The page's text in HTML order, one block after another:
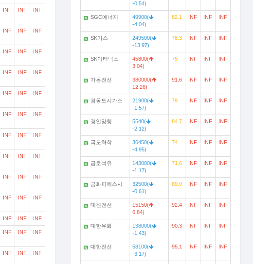
INF INF INF
INF INF INF
INF INF INF
INF INF INF
INF INF INF
INF INF INF
INF INF INF
INF INF INF
INF INF INF
INF INF INF
INF INF INF
INF INF INF
INF INF INF
-0.54)
N SGC에너지
49900(
-4.04)
82.1 INF INF INF
N SK가스
249500(
-13.97)
78.3 INF INF INF
N SK이터닉스
45800(
3.04)
75 INF INF INF
N 가온전선
380000(
12.26)
91.6 INF INF INF
N 경동도시가스
21900(
-1.57)
79 INF INF INF
N 경인양행
5540(
-2.12)
84.7 INF INF INF
N 국도화학
36450(
-4.95)
74 INF INF INF
N 금호석유
143000(
-1.17)
71.6 INF INF INF
N 금화피에스시
32500(
-0.61)
89.9 INF INF INF
N 대원전선
15150(
6.84)
92.4 INF INF INF
N 대한유화
138000(
-1.43)
90.3 INF INF INF
N 대한전선
58100(
-3.17)
95.1 INF INF INF